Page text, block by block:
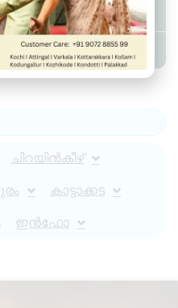
am
ചിറയിൻകീഴ്
കാട്ടാക്കട
ഇൻഫോ